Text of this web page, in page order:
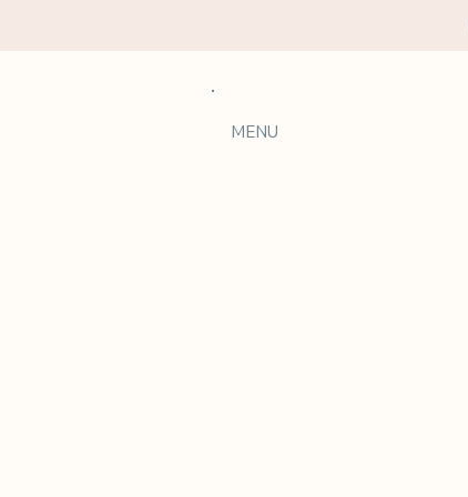
MENU